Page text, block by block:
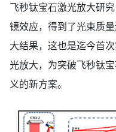
飞秒钛宝石激光放大研
镜效应，得到了光束质
大结果，这也是迄今首
光放大，为突破飞秒钛
义的新方案。